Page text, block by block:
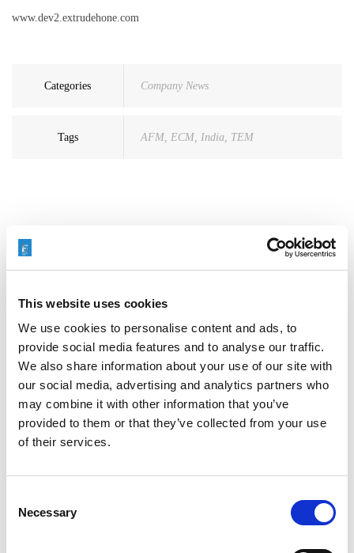
This website uses cookies
We use cookies to personalise content and ads, to
provide social media features and to analyse our traffic.
We also share information about your use of our site with
our social media, advertising and analytics partners who
may combine it with other information that you’ve
provided to them or that they’ve collected from your use
of their services.
Selection
Necessary
www.dev2.extrudehone.com
Categories Company News
Tags AFM, ECM, India, TEM
Neueste Beiträge
ENTGRATEN VON HYDRAULIKVERTEILERBLÖCKEN:
EIN ENTSCHEIDENDER FAKTOR FÜR DIE